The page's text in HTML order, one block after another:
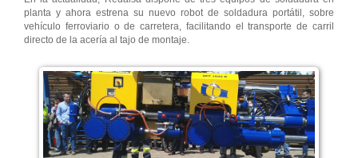
planta y ahora estrena su nuevo robot de soldadura portátil, sobre
vehículo ferroviario o de carretera, facilitando el transporte de carril
directo de la acería al tajo de montaje.